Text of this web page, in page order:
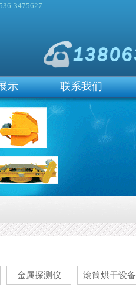
3475627
示 联系我们
金属探测仪 滚筒烘干设备